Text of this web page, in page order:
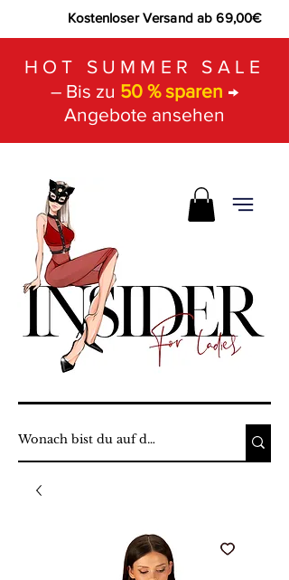
Kostenloser Versand ab 69,00€
HOT SUMMER SALE
– Bis zu 50 % sparen →
Angebote ansehen